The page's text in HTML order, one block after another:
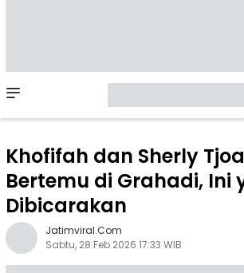
Menu
Khofifah dan Sherly
Bertemu di Grahadi, Ini
Dibicarakan
Jatimviral.com
Sabtu, 28 Feb 2026 17:33 WIB